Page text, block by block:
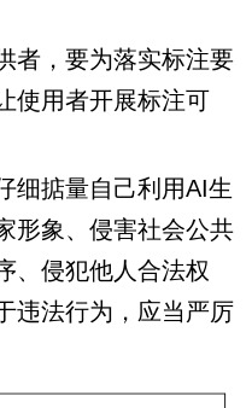
，要为落实标注要
使用者开展标注可
掂量自己利用AI生
形象、侵害社会公共
、侵犯他人合法权
违法行为，应当严厉